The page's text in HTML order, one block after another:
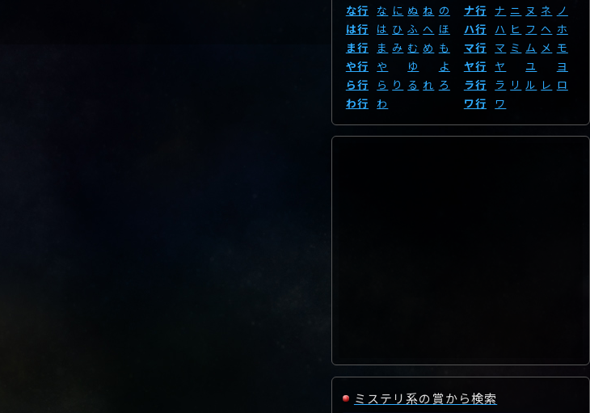
な行
な に ぬ ね の
は行
は ひ ふ へ ほ
ま行
ま み む め も
や行
や ゆ
よ
ら行
ら り る れ ろ
わ行 わ
ナ行
ナ ニ ヌ ネ ノ
ハ行
ハ ヒ フ ヘ ホ
マ行
マ ミ ム メ モ
ヤ行
ヤ ユ
ヨ
ラ行
ラ リ ル レ ロ
ワ行
ワ
ミステリ系の賞から検索